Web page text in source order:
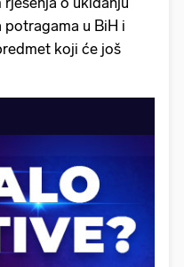
u BiH i
koji će još